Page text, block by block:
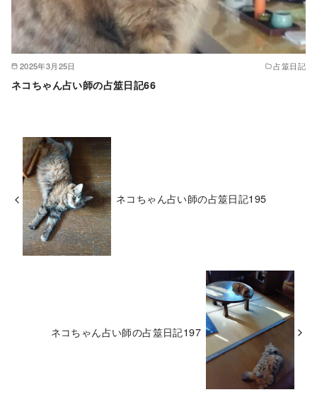
2025年3月25日 占筮日記
ネコちゃん占い師の占筮日記66
ネコちゃん占い師の占筮日記195
ネコちゃん占い師の占筮日記197